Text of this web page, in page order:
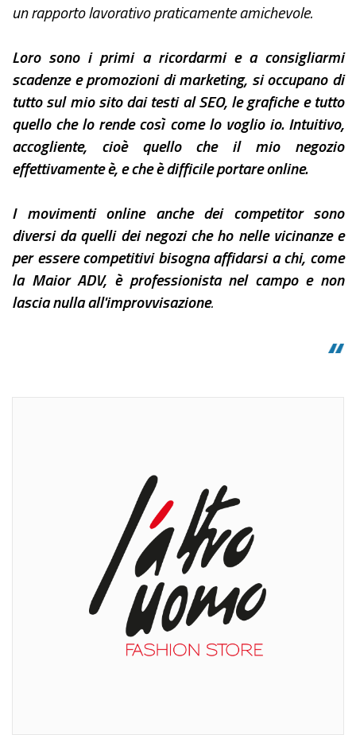
un rapporto lavorativo praticamente amichevole.
Loro sono i primi a ricordarmi e a consigliarmi
scadenze e promozioni di marketing, si occupano di
tutto sul mio sito dai testi al SEO, le grafiche e tutto
quello che lo rende così come lo voglio io. Intuitivo,
accogliente, cioè quello che il mio negozio
effettivamente è, e che è difficile portare online.
I movimenti online anche dei competitor sono
diversi da quelli dei negozi che ho nelle vicinanze e
per essere competitivi bisogna affidarsi a chi, come
la Maior ADV, è professionista nel campo e non
lascia nulla all'improvvisazione.